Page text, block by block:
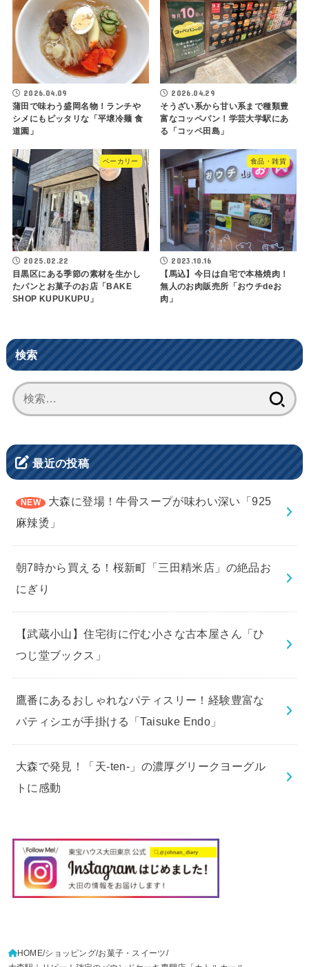
2026.04.09
蒲田で味わう盛岡名物！ランチや
シメにもピッタリな「平壌冷麺 食
道園」
2026.04.29
そうざい系から甘い系まで種類豊
富なコッペパン！学芸大学駅にあ
る「コッペ田島」
ベーカリー
2025.02.22
目黒区にある季節の素材を生かし
たパンとお菓子のお店「BAKE
SHOP KUPUKUPU」
食品・雑貨
2023.10.16
【馬込】今日は自宅で本格焼肉！
無人のお肉販売所「おウチdeお
肉」
検索
索:
最近の投稿
大森に登場！牛骨スープが味わい深い「925
麻辣烫」
朝7時から買える！桜新町「三田精米店」の絶品お
にぎり
【武蔵小山】住宅街に佇む小さな古本屋さん「ひ
つじ堂ブックス」
鷹番にあるおしゃれなパティスリー！経験豊富な
パティシエが手掛ける「Taisuke Endo」
大森で発見！「天-ten-」の濃厚グリークヨーグル
トに感動
HOME ショッピング お菓子・スイーツ